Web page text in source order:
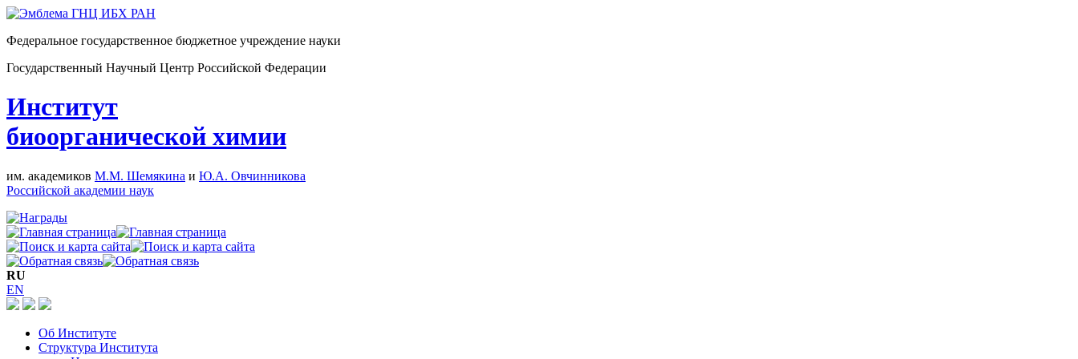
Федеральное государственное бюджетное учреждение науки
Государственный Научный Центр Российской Федерации
Институт
биоорганической химии
им. академиков М.М. Шемякина и Ю.А. Овчинникова
Российской академии наук
RU
EN
Об Институте
Структура Института